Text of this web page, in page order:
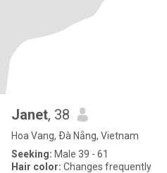
Janet, 38
Hoa Vang, Ðà Nẵng, Vietnam
Seeking: Male 39 - 61
Hair color: Changes frequently